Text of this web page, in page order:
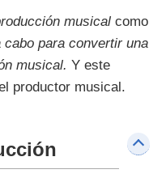
musical como
para convertir una
musical. Y este
productor musical.